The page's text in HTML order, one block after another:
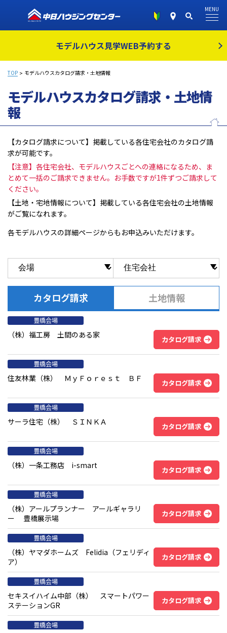
モデルハウス見学WEB予約する
MENU
TOP モデルハウスカタログ請求・土地情報
モデルハウスカタログ請求・土地情
報
【カタログ請求について】掲載している各住宅会社のカタログ請
求が可能です。
【注意】各住宅会社、モデルハウスごとへの連絡になるため、ま
とめて一括のご請求できません。お手数ですが1件ずつご請求して
ください。
【土地・宅地情報について】掲載している各住宅会社の土地情報
がご覧になれます。
各モデルハウスの詳細ページからもお申込みいただけます。
カタログ請求 土地情報
豊橋会場
（株）福工房 土間のある家 カタログ請求
豊橋会場
住友林業（株） ＭｙＦｏｒｅｓｔ ＢＦ カタログ請求
豊橋会場
サーラ住宅（株） ＳＩＮＫＡ カタログ請求
豊橋会場
（株）一条工務店 i-smart カタログ請求
豊橋会場
（株）アールプランナー アールギャラリ
ー 豊橋展示場
カタログ請求
豊橋会場
（株）ヤマダホームズ Felidia（フェリディ
ア）
カタログ請求
豊橋会場
セキスイハイム中部（株） スマートパワー
ステーションGR
カタログ請求
豊橋会場